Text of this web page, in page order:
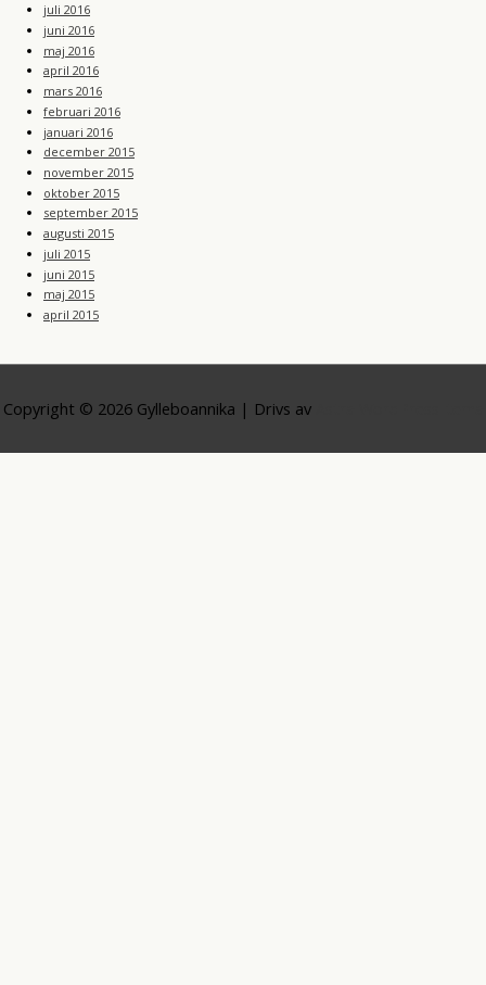
juli 2016
juni 2016
maj 2016
april 2016
mars 2016
februari 2016
januari 2016
december 2015
november 2015
oktober 2015
september 2015
augusti 2015
juli 2015
juni 2015
maj 2015
april 2015
Copyright © 2026 Gylleboannika | Drivs av